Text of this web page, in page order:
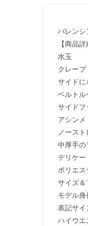
バレン
【商品詳
水玉
クレープ
サイドに
ベルトル
サイドフ
アシンメ
ノース
中厚手の
デリケ
ポリエ
サイズ＆
モデル
表記サ
ハイウエ